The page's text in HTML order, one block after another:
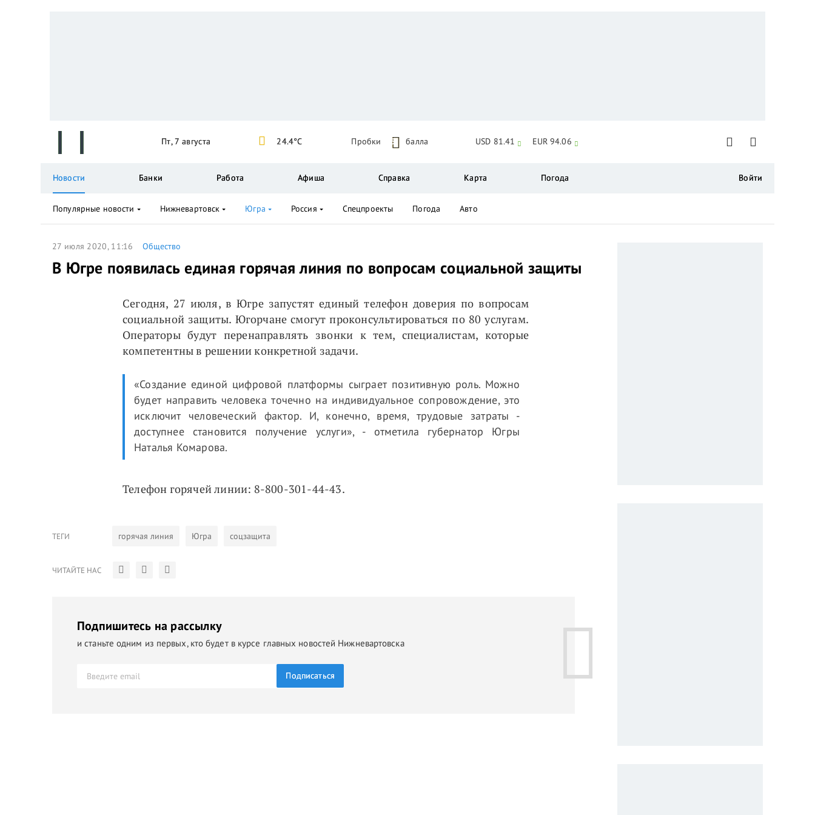
27 июля 2020, 11:16 Общество
В Югре появилась единая горячая линия по вопросам социальной защиты
Сегодня, 27 июля, в Югре запустят единый телефон доверия по вопросам
социальной защиты. Югорчане смогут проконсультироваться по 80 услугам.
Операторы будут перенаправлять звонки к тем, специалистам, которые
компетентны в решении конкретной задачи.
«Создание единой цифровой платформы сыграет позитивную роль. Можно
будет направить человека точечно на индивидуальное сопровождение, это
исключит человеческий фактор. И, конечно, время, трудовые затраты -
доступнее становится получение услуги», - отметила губернатор Югры
Наталья Комарова.
Телефон горячей линии: 8-800-301-44-43.
ТЕГИ горячая линия Югра соцзащита
ЧИТАЙТЕ НАС
Подпишитесь на рассылку
и станьте одним из первых, кто будет в курсе главных новостей Нижневартовска
Подписаться
Пт, 7 августа 24.4°C Пробки 5 балла USD 81.41 EUR 94.06
Новости Банки Работа Афиша Справка Карта Погода Войти
Популярные новости Нижневартовск Югра Россия Спецпроекты Погода Авто